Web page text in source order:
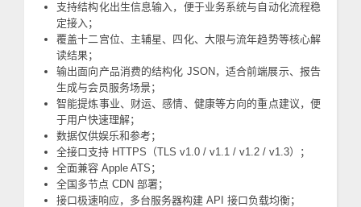
支持结构化出生信息输入，便于业务系统与自动化流程稳
定接入；
覆盖十二宫位、主辅星、四化、大限与流年趋势等核心解
读结果；
输出面向产品消费的结构化 JSON，适合前端展示、报告
生成与会员服务场景；
智能提炼事业、财运、感情、健康等方向的重点建议，便
于用户快速理解；
数据仅供娱乐和参考；
全接口支持 HTTPS（TLS v1.0 / v1.1 / v1.2 / v1.3）；
全面兼容 Apple ATS；
全国多节点 CDN 部署；
接口极速响应，多台服务器构建 API 接口负载均衡；